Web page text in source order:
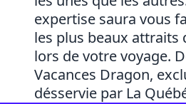
expertise saura vous
les plus beaux attraits
lors de votre voyage.
Vacances Dragon,
désservie par La